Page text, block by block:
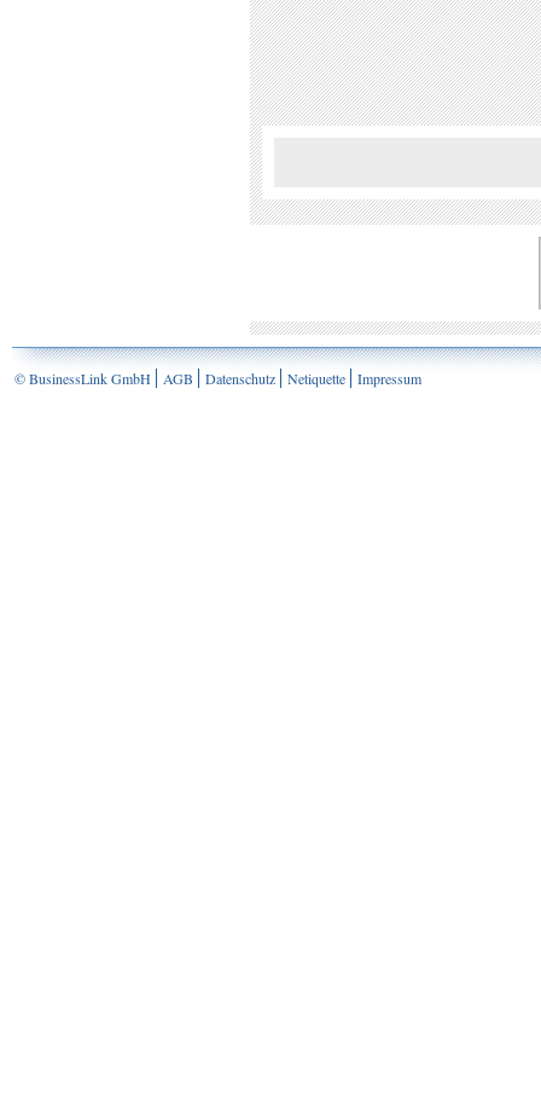
© BusinessLink GmbH AGB Datenschutz Netiquette Impressum